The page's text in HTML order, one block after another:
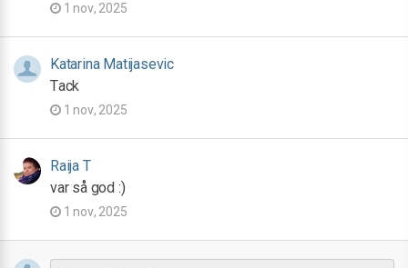
1 nov, 2025
Katarina Matijasevic
Tack
1 nov, 2025
Raija T
var så god :)
1 nov, 2025